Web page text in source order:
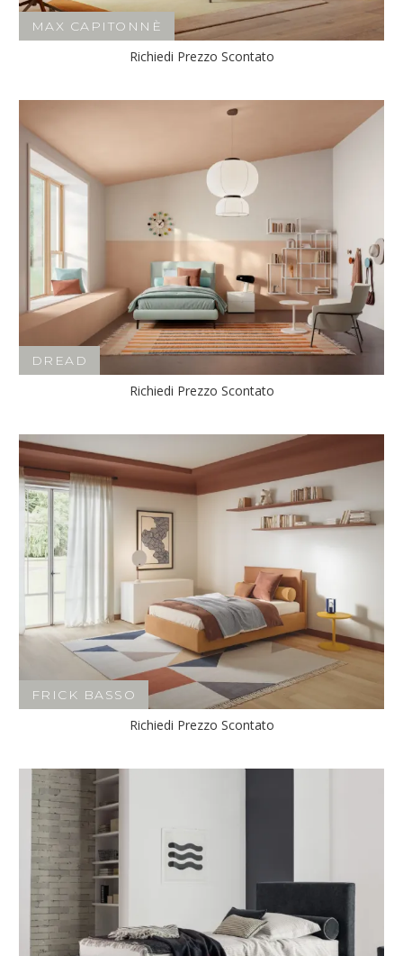
MAX CAPITONNÈ
Richiedi Prezzo Scontato
DREAD
Richiedi Prezzo Scontato
FRICK BASSO
Richiedi Prezzo Scontato